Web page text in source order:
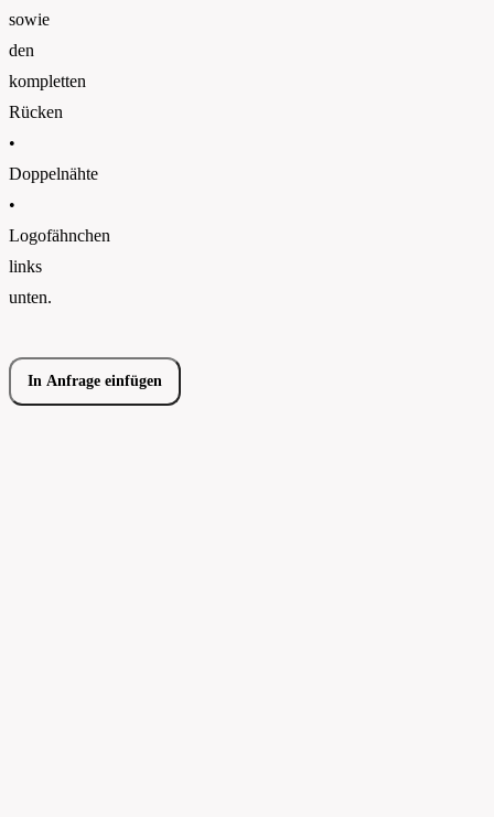
sowie
den
kompletten
Rücken
•
Doppelnähte
•
Logofähnchen
links
unten.
In Anfrage einfügen